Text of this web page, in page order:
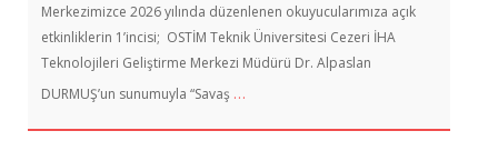
Merkezimizce 2026 yılında düzenlenen okuyucularımıza açık
etkinliklerin 1’incisi; OSTİM Teknik Üniversitesi Cezeri İHA
Teknolojileri Geliştirme Merkezi Müdürü Dr. Alpaslan
DURMUŞ’un sunumuyla “Savaş …